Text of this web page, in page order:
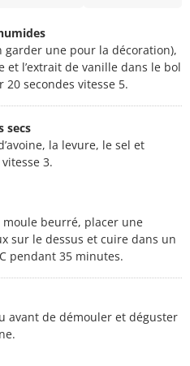
garder une pour la décoration),
et l’extrait de vanille dans le bol
secondes vitesse 5.
secs
la levure, le sel et
3.
beurré, placer une
sur le dessus et cuire dans un
pendant 35 minutes.
avant de démouler et déguster